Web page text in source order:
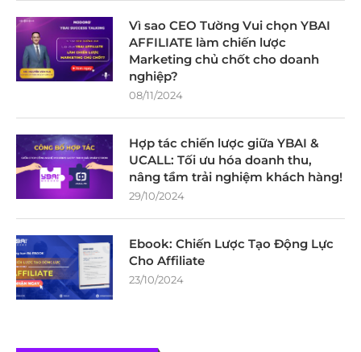
Vì sao CEO Tường Vui chọn YBAI
AFFILIATE làm chiến lược
Marketing chủ chốt cho doanh
nghiệp?
08/11/2024
Hợp tác chiến lược giữa YBAI &
UCALL: Tối ưu hóa doanh thu,
nâng tầm trải nghiệm khách hàng!
29/10/2024
Ebook: Chiến Lược Tạo Động Lực
Cho Affiliate
23/10/2024